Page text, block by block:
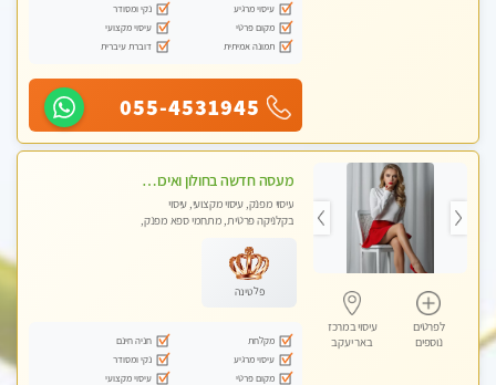
עיסוי מרגיע
נקי ומסודר
מקום פרטי
עיסוי מקצועי
תמונה אמיתית
דוברת עיברית
055-4531945
לפרטים
נוספים
עיסוי במרכז
באר יעקב
מעסה חדשה בחולון ואיכותית לעיסוי מרגיע ומפנק VIP-מומלץ לחלוטין! פרטי! ​​​​​​
עיסוי מפנק, עיסוי מקצועי, עיסוי
בקלניקה פרטית, מתחמי ספא מפנק,
פלטינה
מקלחת
חניה חינם
עיסוי מרגיע
נקי ומסודר
מקום פרטי
עיסוי מקצועי